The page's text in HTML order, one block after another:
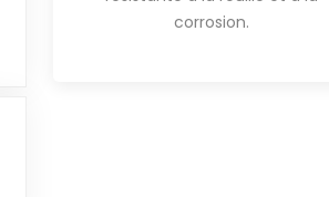
corrosion.